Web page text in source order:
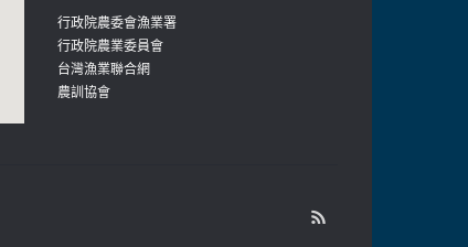
行政院農委會漁業署
行政院農業委員會
台灣漁業聯合網
農訓協會